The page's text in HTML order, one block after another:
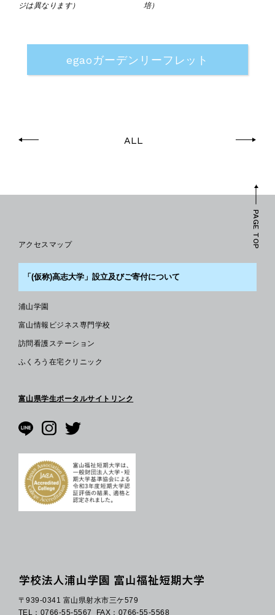
ジは異なります）
培）
egaoガーデンリーフレット
ALL
〒939-0341 富山県射水市三ケ579
TEL：0766-55-5567
FAX：0766-55-5568
アクセスマップ
「(仮称)高志大学」設立及びご寄付について
浦山学園
富山情報ビジネス専門学校
訪問看護ステーション
ふくろう在宅クリニック
富山県学生ポータルサイトリンク
PAGE TOP